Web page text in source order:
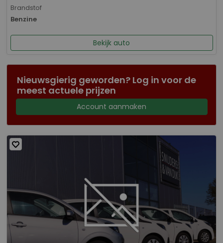
Brandstof
Benzine
Bekijk auto
Nieuwsgierig geworden? Log in voor de
meest actuele prijzen
Account aanmaken